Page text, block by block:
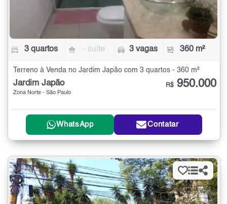
3 quartos - suíte 3 vagas 360 m²
Terreno à Venda no Jardim Japão com 3 quartos - 360 m²
Jardim Japão
Zona Norte - São Paulo
R$ 950.000
WhatsApp Contatar